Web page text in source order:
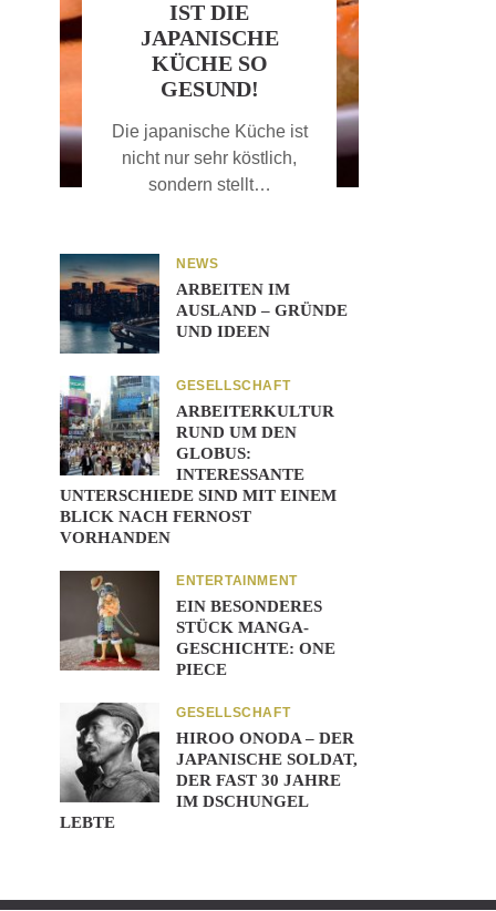
IST DIE
JAPANISCHE
KÜCHE SO
GESUND!
Die japanische Küche ist
nicht nur sehr köstlich,
sondern stellt…
NEWS
ARBEITEN IM
AUSLAND – GRÜNDE
UND IDEEN
GESELLSCHAFT
ARBEITERKULTUR
RUND UM DEN
GLOBUS:
INTERESSANTE
UNTERSCHIEDE SIND MIT EINEM
BLICK NACH FERNOST
VORHANDEN
ENTERTAINMENT
EIN BESONDERES
STÜCK MANGA-
GESCHICHTE: ONE
PIECE
GESELLSCHAFT
HIROO ONODA – DER
JAPANISCHE SOLDAT,
DER FAST 30 JAHRE
IM DSCHUNGEL
LEBTE